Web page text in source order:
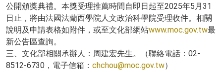
公開頒獎典禮。本獎受理推薦時間自即日起至2025年5月31
日止，將由法國法蘭西學院人文政治科學院受理收件。相關
說明及申請表格如附件，或至文化部網站www.moc.gov.tw最
新公告區查詢。
三、文化部相關承辦人：周建宏先生。（聯絡電話：02-
8512-6730，電子信箱： chchou@moc.gov.tw）